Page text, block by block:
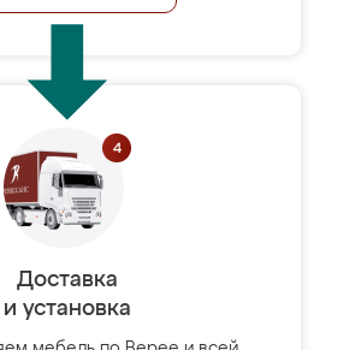
Доставка
и установка